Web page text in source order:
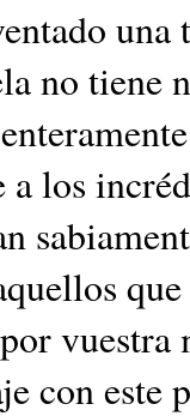
no
los
con este